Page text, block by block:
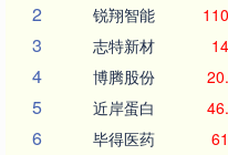
2 锐翔智能
3 志特新材
4 博腾股份
5 近岸蛋白
6 毕得医药